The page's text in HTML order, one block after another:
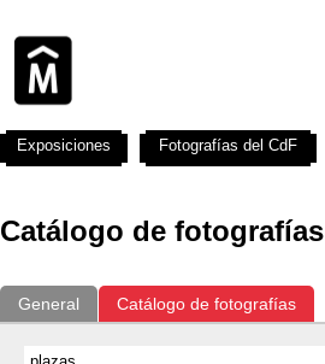
Catálogo de fotografías
General Catálogo de fotografías
Exposiciones Fotografías del CdF